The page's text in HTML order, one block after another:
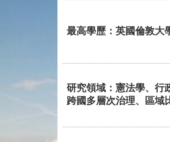
最高學歷：英國倫敦大
研究領域：憲法學、行
跨國多層次治理、區域